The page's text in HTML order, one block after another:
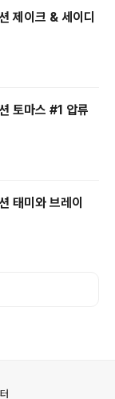
제이크 & 세이디
토마스 #1 압류
태미와 브레이